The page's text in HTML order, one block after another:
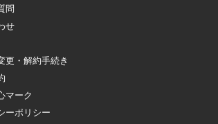
問
せ
更・解約手続き
マーク
ーポリシー